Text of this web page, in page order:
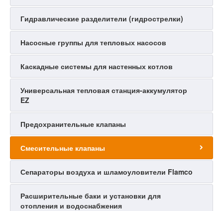
Гидравлические разделители (гидрострелки)
Насосные группы для тепловых насосов
Каскадные системы для настенных котлов
Универсальная тепловая станция-аккумулятор
EZ
Предохранительные клапаны
Смесительные клапаны
Сепараторы воздуха и шламоуловители Flamco
Расширительные баки и установки для
отопления и водоснабжения